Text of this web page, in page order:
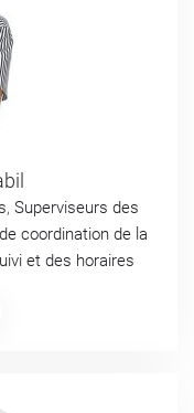
, Superviseurs des
coordination de la
et des horaires